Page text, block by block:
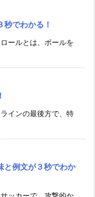
秒でわかる！
ールとは、ボールを
インの最後方で、特
と例文が３秒でわか